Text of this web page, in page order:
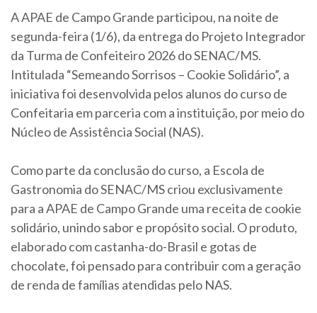
A APAE de Campo Grande participou, na noite de
segunda-feira (1/6), da entrega do Projeto Integrador
da Turma de Confeiteiro 2026 do SENAC/MS.
Intitulada “Semeando Sorrisos – Cookie Solidário”, a
iniciativa foi desenvolvida pelos alunos do curso de
Confeitaria em parceria com a instituição, por meio do
Núcleo de Assistência Social (NAS).
Como parte da conclusão do curso, a Escola de
Gastronomia do SENAC/MS criou exclusivamente
para a APAE de Campo Grande uma receita de cookie
solidário, unindo sabor e propósito social. O produto,
elaborado com castanha-do-Brasil e gotas de
chocolate, foi pensado para contribuir com a geração
de renda de famílias atendidas pelo NAS.